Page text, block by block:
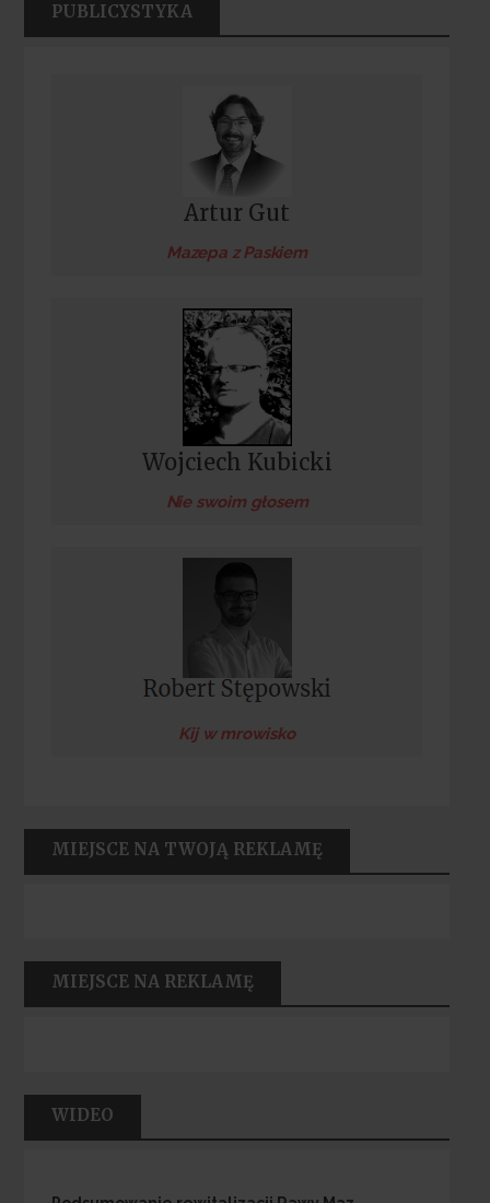
PUBLICYSTYKA
Artur Gut
Mazepa z Paskiem
Wojciech Kubicki
Nie swoim głosem
Kij w mrowisko
MIEJSCE NA TWOJĄ REKLAMĘ
MIEJSCE NA REKLAMĘ
WIDEO